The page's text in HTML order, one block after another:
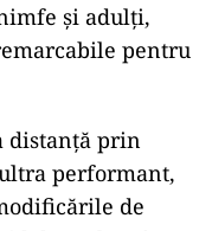
și adulți,
pentru
distanță prin
performant,
de